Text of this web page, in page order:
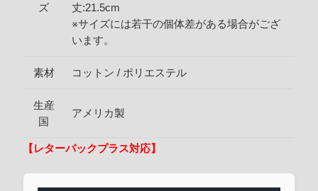
ズ
丈:21.5cm
※サイズには若干の個体差がある場合がござ
います。
素材 コットン / ポリエステル
生産
国
アメリカ製
【レターパックプラス対応】